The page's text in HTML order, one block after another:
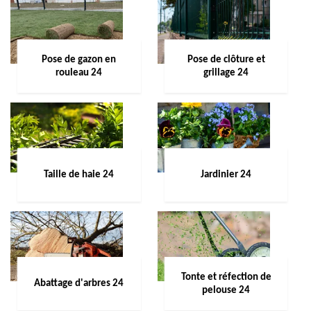
Pose de gazon en
rouleau 24
Pose de clôture et
grillage 24
Taille de haie 24 Jardinier 24
Abattage d'arbres 24
Tonte et réfection de
pelouse 24